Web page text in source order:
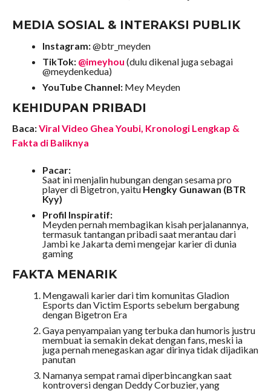
MEDIA SOSIAL & INTERAKSI PUBLIK
Instagram:@btr_meyden
TikTok: @imeyhou (dulu dikenal juga sebagai
@meydenkedua)
YouTube Channel:Mey Meyden
KEHIDUPAN PRIBADI
Baca:Viral Video Ghea Youbi, Kronologi Lengkap &
Fakta di Baliknya
Pacar:
Saat ini menjalin hubungan dengan sesama pro
player di Bigetron, yaitu Hengky Gunawan (BTR
Kyy)
Profil Inspiratif:
Meyden pernah membagikan kisah perjalanannya,
termasuk tantangan pribadi saat merantau dari
Jambi ke Jakarta demi mengejar karier di dunia
gaming
FAKTA MENARIK
Mengawali karier dari tim komunitas Gladion
Esports dan Victim Esports sebelum bergabung
dengan Bigetron Era
Gaya penyampaian yang terbuka dan humoris justru
membuat ia semakin dekat dengan fans, meski ia
juga pernah menegaskan agar dirinya tidak dijadikan
panutan
Namanya sempat ramai diperbincangkan saat
kontroversi dengan Deddy Corbuzier, yang